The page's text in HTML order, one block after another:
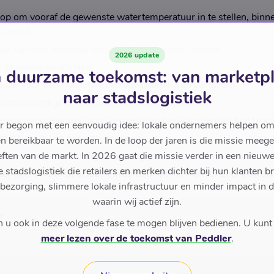
om vooraf de gewenste watertemperatuur in te stellen,
0,5 C
kan dus helemaal onder water geplaatst worden
verwarmingsfase
voor een maximale betrouwbaarheid en veiligheid
en slagvaste borosilicaatglasbuis
voor een gelijkmatigewarmtegeleiding langs
behulp van twee zuignappen
voor een eenvoudige plaatsing in het aquarium
gemakkelijk af te lezen, waardoor de verwarmer zeer
2026 update
duurzame toekomst: van
naar stadslogistiek
begon met een eenvoudig idee: lokale ondernemers helpen
bereikbaar te worden. In de loop der jaren is die missie
van de markt. In 2026 gaat die missie verder in een
stadslogistiek die retailers en merken dichter bij hun klanten
slimmere lokale infrastructuur en minder impact in
waarin wij actief zijn.
u ook in deze volgende fase te mogen blijven bedienen. U
meer lezen over de toekomst van Peddler.